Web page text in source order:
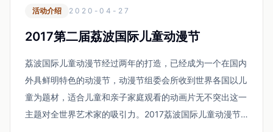
活动介绍 2020-04-27
2017第二届荔波国际儿童动漫节
荔波国际儿童动漫节经过两年的打造，已经成为一个在国内
外具鲜明特色的动漫节，动漫节组委会所收到世界各国以儿
童为题材，适合儿童和亲子家庭观看的动画片无不突出这一
主题对全世界艺术家的吸引力。2017荔波国际儿童动漫节